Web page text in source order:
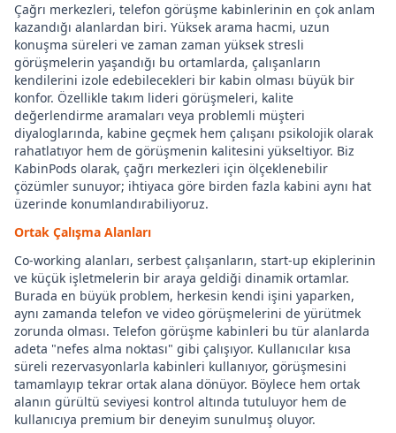
Çağrı merkezleri, telefon görüşme kabinlerinin en çok anlam
kazandığı alanlardan biri. Yüksek arama hacmi, uzun
konuşma süreleri ve zaman zaman yüksek stresli
görüşmelerin yaşandığı bu ortamlarda, çalışanların
kendilerini izole edebilecekleri bir kabin olması büyük bir
konfor. Özellikle takım lideri görüşmeleri, kalite
değerlendirme aramaları veya problemli müşteri
diyaloglarında, kabine geçmek hem çalışanı psikolojik olarak
rahatlatıyor hem de görüşmenin kalitesini yükseltiyor. Biz
KabinPods olarak, çağrı merkezleri için ölçeklenebilir
çözümler sunuyor; ihtiyaca göre birden fazla kabini aynı hat
üzerinde konumlandırabiliyoruz.
Ortak Çalışma Alanları
Co-working alanları, serbest çalışanların, start-up ekiplerinin
ve küçük işletmelerin bir araya geldiği dinamik ortamlar.
Burada en büyük problem, herkesin kendi işini yaparken,
aynı zamanda telefon ve video görüşmelerini de yürütmek
zorunda olması. Telefon görüşme kabinleri bu tür alanlarda
adeta "nefes alma noktası" gibi çalışıyor. Kullanıcılar kısa
süreli rezervasyonlarla kabinleri kullanıyor, görüşmesini
tamamlayıp tekrar ortak alana dönüyor. Böylece hem ortak
alanın gürültü seviyesi kontrol altında tutuluyor hem de
kullanıcıya premium bir deneyim sunulmuş oluyor.